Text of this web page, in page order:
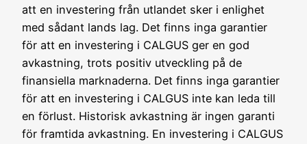
att en investering från utlandet sker i enlighet
med sådant lands lag. Det finns inga garantier
för att en investering i CALGUS ger en god
avkastning, trots positiv utveckling på de
finansiella marknaderna. Det finns inga garantier
för att en investering i CALGUS inte kan leda till
en förlust. Historisk avkastning är ingen garanti
för framtida avkastning. En investering i CALGUS